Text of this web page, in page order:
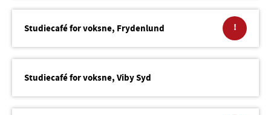
Studiecafé for voksne, Frydenlund !
Studiecafé for voksne, Viby Syd